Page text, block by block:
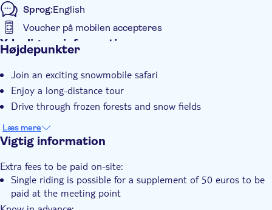
Sprog:English
Voucher på mobilen accepteres
Yderligere information
Elektronisk billet
Højdepunkter
Join an exciting snowmobile safari
Enjoy a long-distance tour
Drive through frozen forests and snow fields
Læs mere
Vigtig information
Extra fees to be paid on-site:
Single riding is possible for a supplement of 50 euros to be
paid at the meeting point